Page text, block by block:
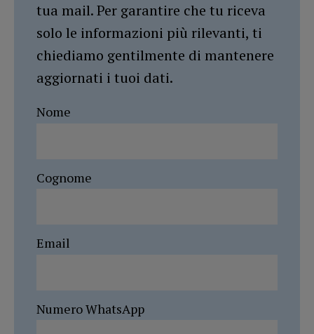
tua mail. Per garantire che tu riceva
solo le informazioni più rilevanti, ti
chiediamo gentilmente di mantenere
aggiornati i tuoi dati.
Nome
Cognome
Email
Numero WhatsApp